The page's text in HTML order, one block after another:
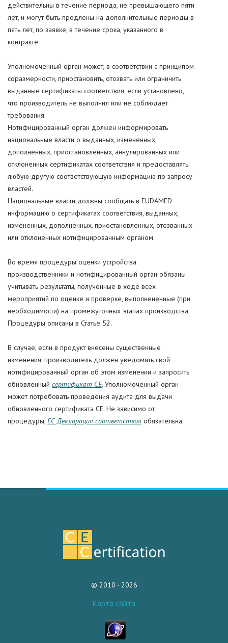
действительны в течение периода, не превышающего пяти
лет, и могут быть продлены на дополнительные периоды в
пять лет, по заявке, в течение срока, указанного в
контракте.
Уполномоченный орган может, в соответствии с принципом
соразмерности, приостановить, отозвать или ограничить
выданные сертификаты соответствия, если установлено,
что производитель не выполнил или не соблюдает
требования.
Нотифицированный орган должен информировать
национальные власти о выданных, измененных,
дополненных, приостановленных, аннулированных или
отклоненных сертификатах соответствия и предоставлять
любую другую соответствующую информацию по запросу
властей.
Национальные власти должны сообщать в EUDAMED
информацию о сертификатах соответствия, выданных,
измененных, дополненных, приостановленных, отозванных
или отклоненных нотифицированным органом.
Во время процедуры оценки устройства
производственники и нотифицированный орган обязаны
учитывать результаты, полученные в ходе всех
мероприятий по оценке и проверке, выполнененные (при
необходимости) на промежуточных этапах производства.
Процедуры описаны в Статье 52.
В случае, если в продукт внесены существенные
изменения, производитель должен уведомить свой
нотифицированный орган об этом изменении и запросить
обновленный сертификат CE. Уполномоченный орган
может потребовать проведения аудита для выдачи
обновленного сертификата CE. Не зависимо от
процедуры, ЕС Декларация соответствия обязательна.
© 2010 - 2026
Карта сайта